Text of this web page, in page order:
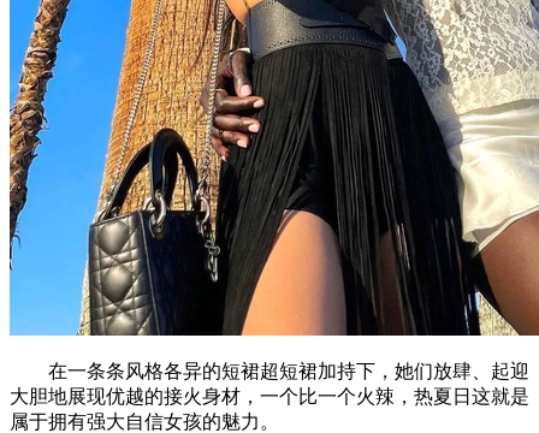
在一条条风格各异的短裙超短裙加持下，她们放肆、起迎
大胆地展现优越的接火身材，一个比一个火辣，热夏日这就是
属于拥有强大自信女孩的魅力。